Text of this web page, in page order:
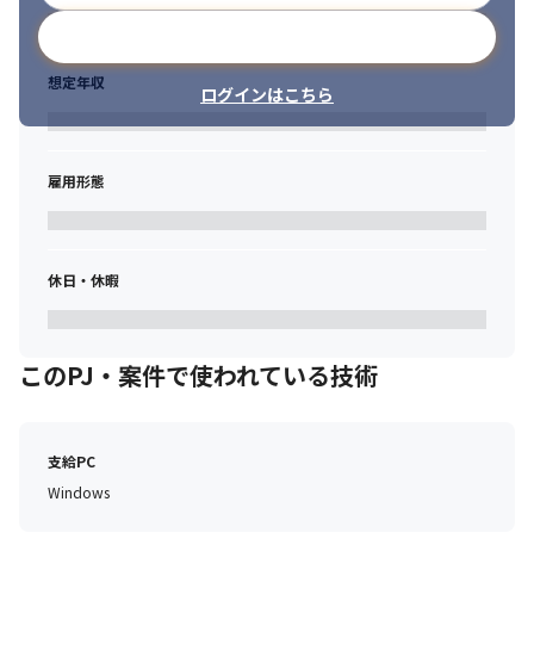
ログインはこちら
想定年収
雇用形態
休日・休暇
このPJ・案件で使われている技術
支給PC
Windows